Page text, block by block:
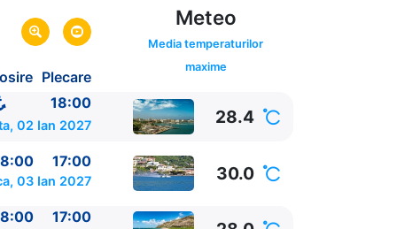
Plecare
Meteo
Media temperaturilor
maxime
18:00
02 Ian 2027 28.4
17:00
03 Ian 2027 30.0
17:00